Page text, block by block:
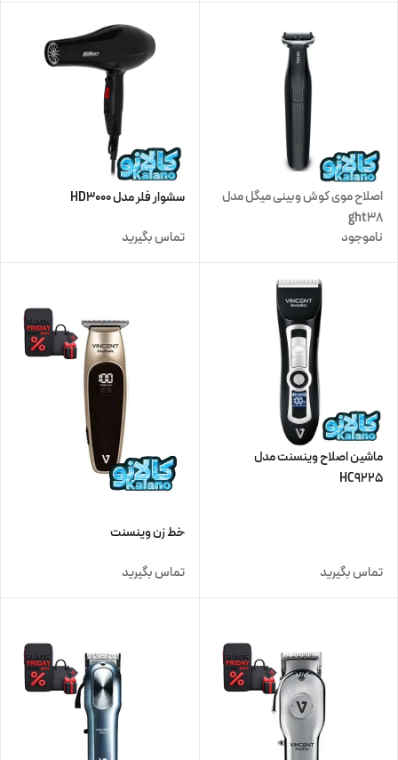
اصلاح موی کوش وبینی میگل مدل
ght38
ناموجود
سشوار فلر مدل HD3000
تماس بگیرید
ماشین اصلاح وینسنت مدل
HC9225
تماس بگیرید
خط زن وینسنت
تماس بگیرید